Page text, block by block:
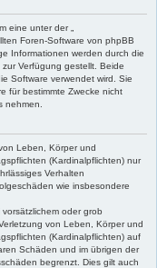
eine unter der „
Foren-Software von phpBB
Informationen werden durch die
Verfügung gestellt. Beide
Software verwendet wird. Sie
für bestimmte Zwecke nicht
nehmen.
Leben, Körper und
(Kardinalpflichten) nur
Verhalten
wie insbesondere
oder grob
von Leben, Körper und
(Kardinalpflichten) auf
Schäden und im übrigen der
begrenzt. Dies gilt auch